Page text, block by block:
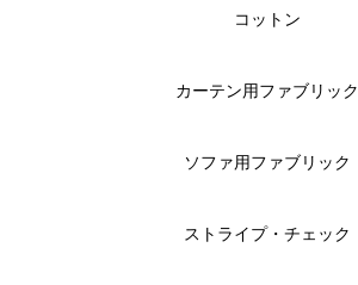
コットン
カーテン用ファブリック
ソファ用ファブリック
ストライプ・チェック